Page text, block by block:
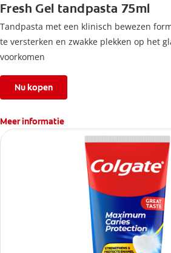
Fresh Gel tandpasta 75ml
Tandpasta met een klinisch bewezen
te versterken en zwakke plekken op het
voorkomen
Nu kopen
Meer informatie